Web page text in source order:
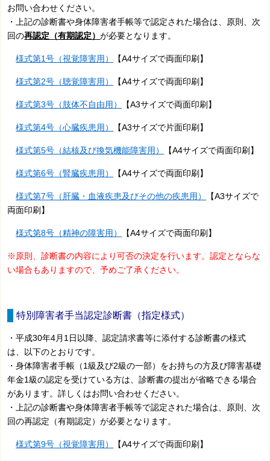
お問い合わせください。
・上記の診断書や身体障害者手帳等で認定された場合は、原則、次
回の再認定（有期認定）が必要となります。
様式第1号（視覚障害用） 【A4サイズで両面印刷】
様式第2号（聴覚障害用） 【A4サイズで両面印刷】
様式第3号（肢体不自由用） 【A3サイズで両面印刷】
様式第4号（心臓疾患用） 【A3サイズで片面印刷】
様式第5号（結核及び換気機能障害用） 【A4サイズで両面印刷】
様式第6号（腎臓疾患用） 【A4サイズで両面印刷】
様式第7号（肝臓・血液疾患及びその他の疾患用）
【A3サイズで
両面印刷】
様式第8号（精神の障害用） 【A4サイズで両面印刷】
※原則、診断書の内容により可否の決定を行います。認定とならな
い場合もありますので、予めご了承ください。
特別障害者手当認定診断書（指定様式）
・平成30年4月1日以降、認定請求書等に添付する診断書の様式
は、以下のとおりです。
・身体障害者手帳（1級及び2級の一部）をお持ちの方及び障害基礎
年金1級の認定を受けている方は、診断書の提出が省略できる場合
があります。詳しくはお問い合わせください。
・上記の診断書や身体障害者手帳等で認定された場合は、原則、次
回の再認定（有期認定）が必要となります。
様式第9号（視覚障害用） 【A4サイズで両面印刷】